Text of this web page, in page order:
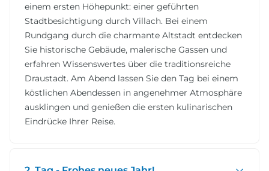
einem ersten Höhepunkt: einer geführten
Stadtbesichtigung durch Villach. Bei einem
Rundgang durch die charmante Altstadt entdecken
Sie historische Gebäude, malerische Gassen und
erfahren Wissenswertes über die traditionsreiche
Draustadt. Am Abend lassen Sie den Tag bei einem
köstlichen Abendessen in angenehmer Atmosphäre
ausklingen und genießen die ersten kulinarischen
Eindrücke Ihrer Reise.